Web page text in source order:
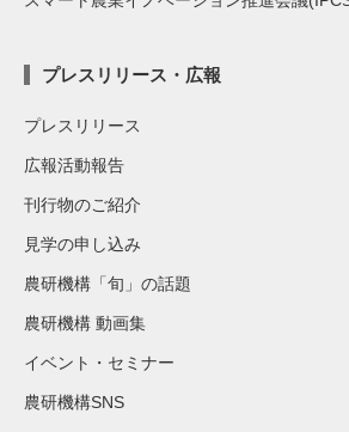
プレスリリース・広報
プレスリリース
広報活動報告
刊行物のご紹介
見学の申し込み
農研機構「旬」の話題
農研機構 動画集
イベント・セミナー
農研機構SNS